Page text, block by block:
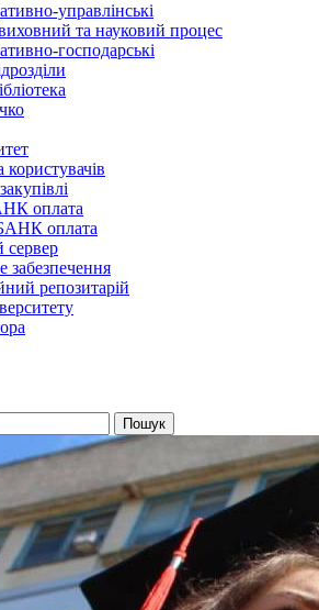
управлінські
та науковий процес
господарські
оплата
оплата
забезпечення
репозитарій
Пошук